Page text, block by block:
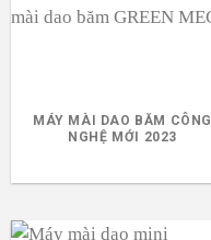
MÁY MÀI DAO BĂM CÔNG
NGHỆ MỚI 2023